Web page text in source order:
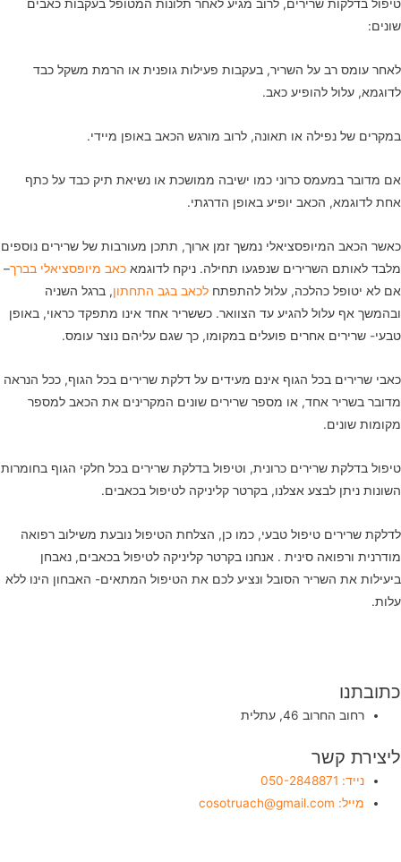
טיפול בדלקות שרירים, לרוב מגיע לאחר תלונות המטופל בעקבות כאבים
שונים:
לאחר עומס רב על השריר, בעקבות פעילות גופנית או הרמת משקל כבד
לדוגמא, עלול להופיע כאב.
במקרים של נפילה או תאונה, לרוב מורגש הכאב באופן מיידי.
אם מדובר במעמס כרוני כמו ישיבה ממושכת או נשיאת תיק כבד על כתף
אחת לדוגמא, הכאב יופיע באופן הדרגתי.
כאשר הכאב המיופסציאלי נמשך זמן ארוך, תתכן מעורבות של שרירים נוספים
מלבד לאותם השרירים שנפגעו תחילה. ניקח לדוגמא כאב מיופסציאלי בברך–
אם לא יטופל כהלכה, עלול להתפתח לכאב בגב התחתון, ברגל השניה
ובהמשך אף עלול להגיע עד הצוואר. כששריר אחד אינו מתפקד כראוי, באופן
טבעי- שרירים אחרים פועלים במקומו, כך שגם עליהם נוצר עומס.
כאבי שרירים בכל הגוף אינם מעידים על דלקת שרירים בכל הגוף, ככל הנראה
מדובר בשריר אחד, או מספר שרירים שונים המקרינים את הכאב למספר
מקומות שונים.
טיפול בדלקת שרירים כרונית, וטיפול בדלקת שרירים בכל חלקי הגוף בחומרות
השונות ניתן לבצע אצלנו, בקרטר קליניקה לטיפול בכאבים.
לדלקת שרירים טיפול טבעי, כמו כן, הצלחת הטיפול נובעת משילוב רפואה
מודרנית ורפואה סינית . אנחנו בקרטר קליניקה לטיפול בכאבים, נאבחן
ביעילות את השריר הסובל ונציע לכם את הטיפול המתאים- האבחון הינו ללא
עלות.
כתובתנו
רחוב החרוב 46, עתלית
ליצירת קשר
נייד: 050-2848871
מייל: cosotruach@gmail.com